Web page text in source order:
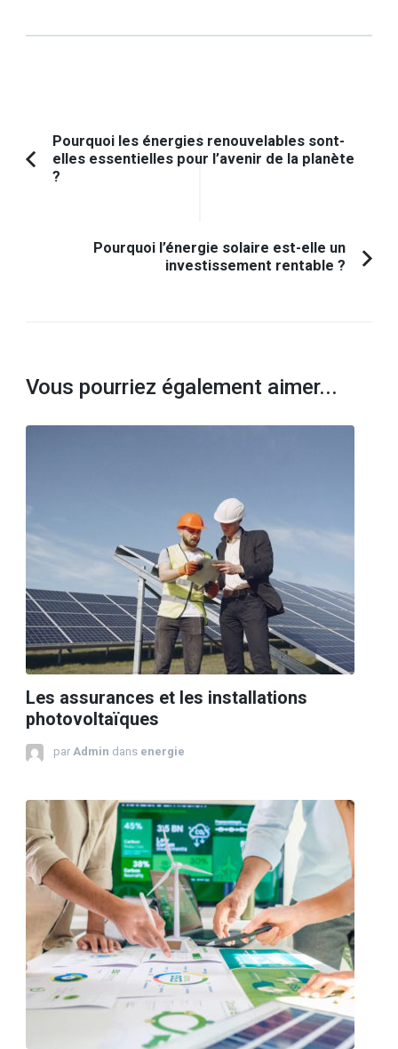
Navigation
d'article
Article
Pourquoi les énergies renouvelables sont-
elles essentielles pour l’avenir de la planète
?
Pourquoi l’énergie solaire est-elle un
investissement rentable ?
Vous pourriez également aimer...
Les assurances et les installations
photovoltaïques
par Admin dans energie